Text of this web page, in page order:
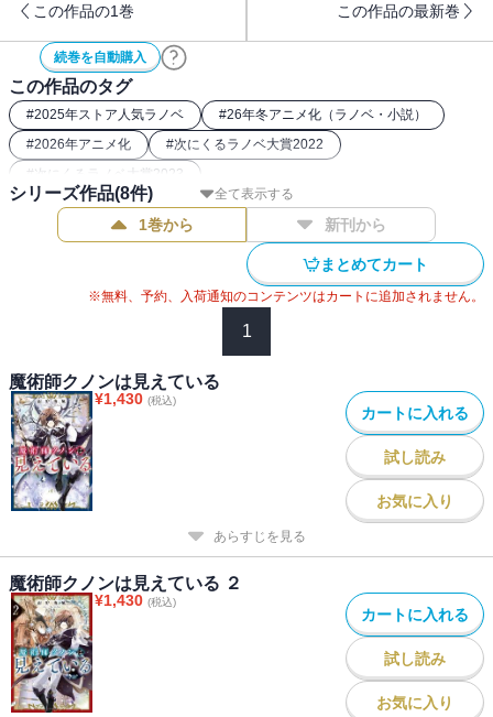
この作品の1巻 この作品の最新巻
続巻を自動購入
この作品のタグ
#2025年ストア人気ラノベ #26年冬アニメ化（ラノベ・小説）
#2026年アニメ化 #次にくるラノベ大賞2022
#次にくるラノベ大賞2023
全て表示する
シリーズ作品(8件)
1巻から 新刊から
まとめてカート
※無料、予約、入荷通知のコンテンツはカートに追加されません。
1
魔術師クノンは見えている
¥1,430 (税込)
カートに入れる
試し読み
お気に入り
あらすじを見る
魔術師クノンは見えている ２
¥1,430 (税込)
カートに入れる
試し読み
お気に入り